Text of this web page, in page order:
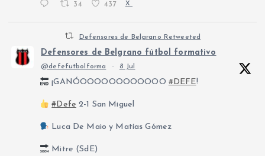
34 437 X
Defensores de Belgrano Retweeted
Defensores de Belgrano fútbol formativo
@defefutbolforma · 8 Jul
¡GANÓOOOOOOOOOOOO #DEFE!
#Defe 2-1 San Miguel
Luca De Maio y Matías Gómez
Mitre (SdE)